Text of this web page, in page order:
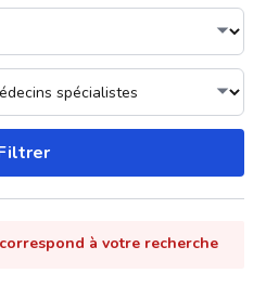
à votre recherche